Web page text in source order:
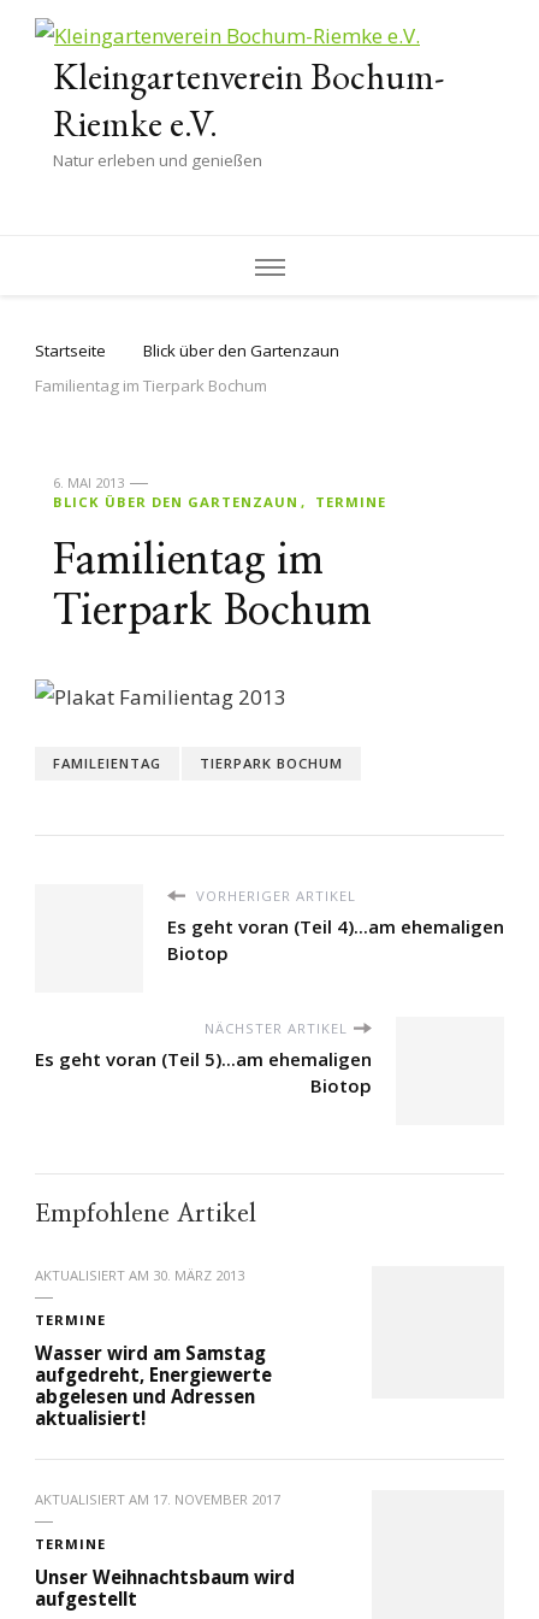
Kleingartenverein Bochum-
Riemke e.V.
Natur erleben und genießen
Startseite
Blick über den Gartenzaun
Familientag im Tierpark Bochum
6. MAI 2013
BLICK ÜBER DEN GARTENZAUN
TERMINE
Familientag im
Tierpark Bochum
FAMILEIENTAG TIERPARK BOCHUM
VORHERIGER ARTIKEL
Es geht voran (Teil 4)...am ehemaligen
Biotop
NÄCHSTER ARTIKEL
Es geht voran (Teil 5)...am ehemaligen
Biotop
Empfohlene Artikel
AKTUALISIERT AM 30. MÄRZ 2013
TERMINE
Wasser wird am Samstag
aufgedreht, Energiewerte
abgelesen und Adressen
aktualisiert!
AKTUALISIERT AM 17. NOVEMBER 2017
TERMINE
Unser Weihnachtsbaum wird
aufgestellt